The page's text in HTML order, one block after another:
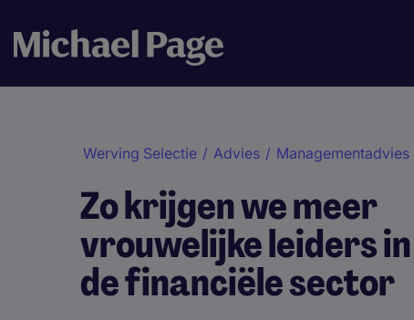
Werving Selectie / Advies / Managementadvies
Zo krijgen we meer
vrouwelijke leiders in
de financiële sector